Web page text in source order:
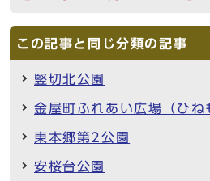
この記事と同じ分類の記事
竪切北公園
金屋町ふれあい広場（ひね
東本郷第2公園
安桜台公園